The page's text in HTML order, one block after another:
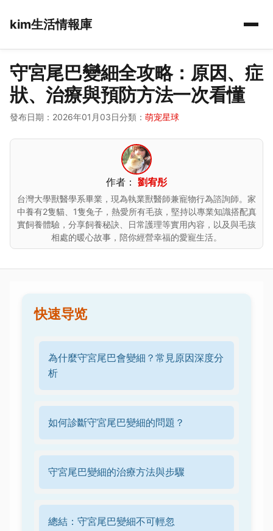
kim生活情報庫
守宮尾巴變細全攻略：原因、症
狀、治療與預防方法一次看懂
發布日期：2026年01月03日分類： 萌宠星球
作者： 劉宥彤
台灣大學獸醫學系畢業，現為執業獸醫師兼寵物行為諮詢師。家
中養有2隻貓、1隻兔子，熱愛所有毛孩，堅持以專業知識搭配真
實飼養體驗，分享飼養秘訣、日常護理等實用內容，以及與毛孩
相處的暖心故事，陪你經營幸福的愛寵生活。
快速导览
為什麼守宮尾巴會變細？常見原因深度分
析
如何診斷守宮尾巴變細的問題？
守宮尾巴變細的治療方法與步驟
總結：守宮尾巴變細不可輕忽